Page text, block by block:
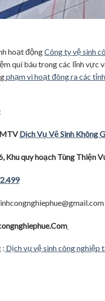
hoạt độngCông ty vệ sinh
quí báu trong các lĩnh vực
phạm vi hoạt đông ra các
Dịch Vụ VệSinh Không
Khu quy hoạch Tùng Thiện
: Dịch vụ vệ sinh công nghiệp